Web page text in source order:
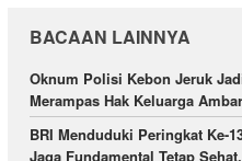
BACAAN LAINNYA
Oknum Polisi Kebon Jeruk
Merampas Hak Keluarga
BRI Menduduki Peringkat Ke-
Jaga Fundamental Tetap